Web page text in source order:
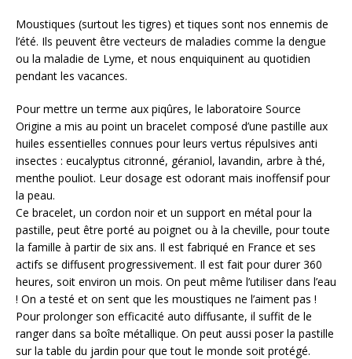
Moustiques (surtout les tigres) et tiques sont nos ennemis de
l’été. Ils peuvent être vecteurs de maladies comme la dengue
ou la maladie de Lyme, et nous enquiquinent au quotidien
pendant les vacances.
Pour mettre un terme aux piqûres, le laboratoire Source
Origine a mis au point un bracelet composé d’une pastille aux
huiles essentielles connues pour leurs vertus répulsives anti
insectes : eucalyptus citronné, géraniol, lavandin, arbre à thé,
menthe pouliot. Leur dosage est odorant mais inoffensif pour
la peau.
Ce bracelet, un cordon noir et un support en métal pour la
pastille, peut être porté au poignet ou à la cheville, pour toute
la famille à partir de six ans. Il est fabriqué en France et ses
actifs se diffusent progressivement. Il est fait pour durer 360
heures, soit environ un mois. On peut même l’utiliser dans l’eau
! On a testé et on sent que les moustiques ne l’aiment pas !
Pour prolonger son efficacité auto diffusante, il suffit de le
ranger dans sa boîte métallique. On peut aussi poser la pastille
sur la table du jardin pour que tout le monde soit protégé.